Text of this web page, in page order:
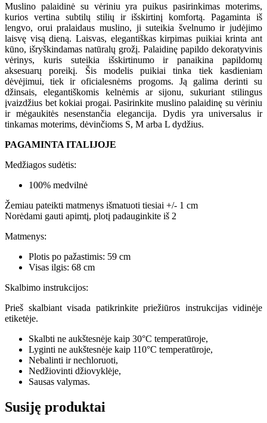
Muslino palaidinė su vėriniu yra puikus pasirinkimas moterims,
kurios vertina subtilų stilių ir išskirtinį komfortą. Pagaminta iš
lengvo, orui pralaidaus muslino, ji suteikia švelnumo ir judėjimo
laisvę visą dieną. Laisvas, elegantiškas kirpimas puikiai krinta ant
kūno, išryškindamas natūralų grožį. Palaidinę papildo dekoratyvinis
vėrinys, kuris suteikia išskirtinumo ir panaikina papildomų
aksesuarų poreikį. Šis modelis puikiai tinka tiek kasdieniam
dėvėjimui, tiek ir oficialesnėms progoms. Ją galima derinti su
džinsais, elegantiškomis kelnėmis ar sijonu, sukuriant stilingus
įvaizdžius bet kokiai progai. Pasirinkite muslino palaidinę su vėriniu
ir mėgaukitės nesenstančia elegancija. Dydis yra universalus ir
tinkamas moterims, dėvinčioms S, M arba L dydžius.
PAGAMINTA ITALIJOJE
Medžiagos sudėtis:
100% medvilnė
Žemiau pateikti matmenys išmatuoti tiesiai +/- 1 cm
Norėdami gauti apimtį, plotį padauginkite iš 2
Matmenys:
Plotis po pažastimis: 59 cm
Visas ilgis: 68 cm
Skalbimo instrukcijos:
Prieš skalbiant visada patikrinkite priežiūros instrukcijas vidinėje
etiketėje.
Skalbti ne aukštesnėje kaip 30°C temperatūroje,
Lyginti ne aukštesnėje kaip 110°C temperatūroje,
Nebalinti ir nechloruoti,
Nedžiovinti džiovyklėje,
Sausas valymas.
Susiję produktai